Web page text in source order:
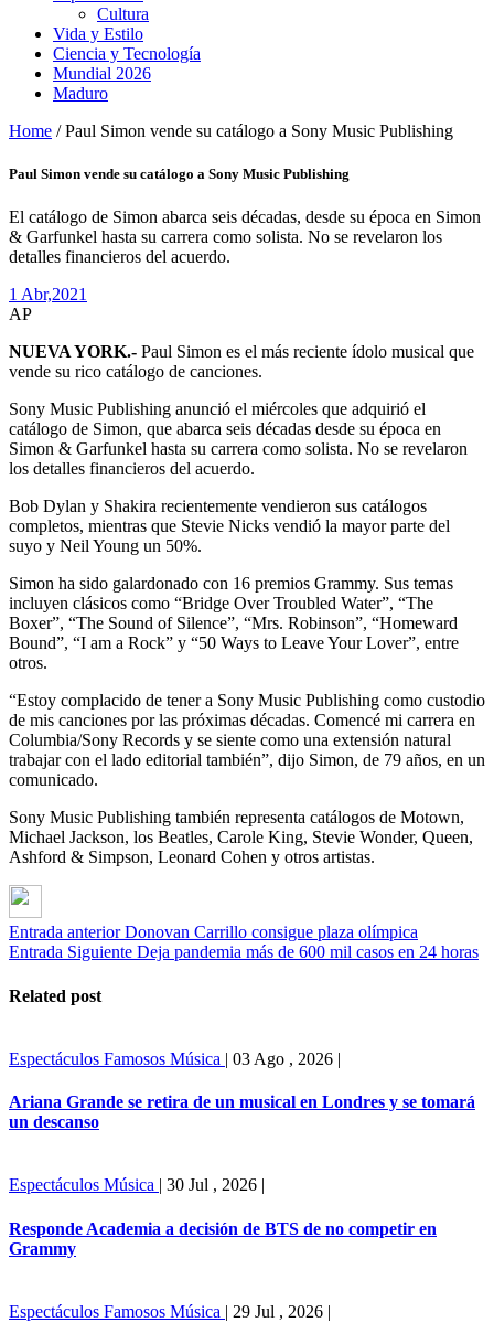
Cultura
Vida y Estilo
Ciencia y Tecnología
Mundial 2026
Maduro
Home / Paul Simon vende su catálogo a Sony Music Publishing
Paul Simon vende su catálogo a Sony Music Publishing
El catálogo de Simon abarca seis décadas, desde su época en Simon
& Garfunkel hasta su carrera como solista. No se revelaron los
detalles financieros del acuerdo.
1 Abr,2021
AP
NUEVA YORK.- Paul Simon es el más reciente ídolo musical que
vende su rico catálogo de canciones.
Sony Music Publishing anunció el miércoles que adquirió el
catálogo de Simon, que abarca seis décadas desde su época en
Simon & Garfunkel hasta su carrera como solista. No se revelaron
los detalles financieros del acuerdo.
Bob Dylan y Shakira recientemente vendieron sus catálogos
completos, mientras que Stevie Nicks vendió la mayor parte del
suyo y Neil Young un 50%.
Simon ha sido galardonado con 16 premios Grammy. Sus temas
incluyen clásicos como “Bridge Over Troubled Water”, “The
Boxer”, “The Sound of Silence”, “Mrs. Robinson”, “Homeward
Bound”, “I am a Rock” y “50 Ways to Leave Your Lover”, entre
otros.
“Estoy complacido de tener a Sony Music Publishing como custodio
de mis canciones por las próximas décadas. Comencé mi carrera en
Columbia/Sony Records y se siente como una extensión natural
trabajar con el lado editorial también”, dijo Simon, de 79 años, en un
comunicado.
Sony Music Publishing también representa catálogos de Motown,
Michael Jackson, los Beatles, Carole King, Stevie Wonder, Queen,
Ashford & Simpson, Leonard Cohen y otros artistas.
Entrada anterior Donovan Carrillo consigue plaza olímpica
Entrada Siguiente Deja pandemia más de 600 mil casos en 24 horas
Related post
Espectáculos Famosos Música | 03 Ago , 2026 |
Ariana Grande se retira de un musical en Londres y se tomará
un descanso
Espectáculos Música | 30 Jul , 2026 |
Responde Academia a decisión de BTS de no competir en
Grammy
Espectáculos Famosos Música | 29 Jul , 2026 |